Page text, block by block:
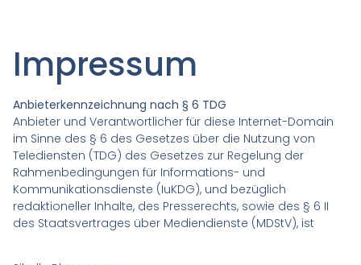
Impressum
Anbieterkennzeichnung nach § 6 TDG
Anbieter und Verantwortlicher für diese Internet-Domain
im Sinne des § 6 des Gesetzes über die Nutzung von
Telediensten (TDG) des Gesetzes zur Regelung der
Rahmenbedingungen für Informations- und
Kommunikationsdienste (IuKDG), und bezüglich
redaktioneller Inhalte, des Presserechts, sowie des § 6 II
des Staatsvertrages über Mediendienste (MDStV), ist